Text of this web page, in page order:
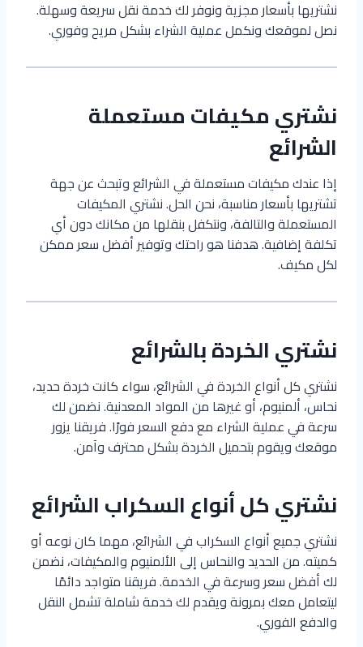
نشتريها بأسعار مجزية ونوفر لك خدمة نقل سريعة وسهلة.
نصل لموقعك ونكمل عملية الشراء بشكل مريح وفوري.
نشتري مكيفات مستعملة
الشرائع
إذا عندك مكيفات مستعملة في الشرائع وتبحث عن جهة
تشتريها بأسعار مناسبة، نحن الحل. نشتري المكيفات
المستعملة والتالفة، ونتكفل بنقلها من مكانك دون أي
تكلفة إضافية. هدفنا هو راحتك وتوفير أفضل سعر ممكن
لكل مكيف.
نشتري الخردة بالشرائع
نشتري كل أنواع الخردة في الشرائع، سواء كانت خردة حديد،
نحاس، ألمنيوم، أو غيرها من المواد المعدنية. نضمن لك
سرعة في عملية الشراء مع دفع السعر فورًا. فريقنا يزور
موقعك ويقوم بتحميل الخردة بشكل محترف وآمن.
نشتري كل أنواع السكراب الشرائع
نشتري جميع أنواع السكراب في الشرائع، مهما كان نوعه أو
كميته. من الحديد والنحاس إلى الألمنيوم والمكيفات، نضمن
لك أفضل سعر وسرعة في الخدمة. فريقنا متواجد دائمًا
ليتعامل معك بمرونة ويقدم لك خدمة شاملة تشمل النقل
والدفع الفوري.